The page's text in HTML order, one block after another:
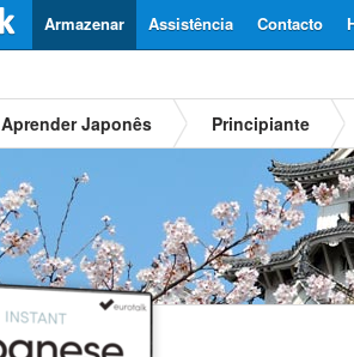
Contacto
Assistência
Armazenar
Aprender Japonês Principiante